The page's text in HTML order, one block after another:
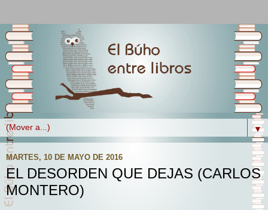
▼
MARTES, 10 DE MAYO DE 2016
EL DESORDEN QUE DEJAS (CARLOS
MONTERO)